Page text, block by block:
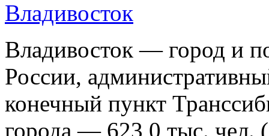
Владивосток — город и
России,
конечный пункт
города — 623,0 тыс. чел.